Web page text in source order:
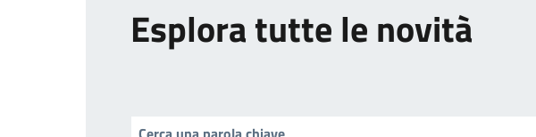
Esplora tutte le novità